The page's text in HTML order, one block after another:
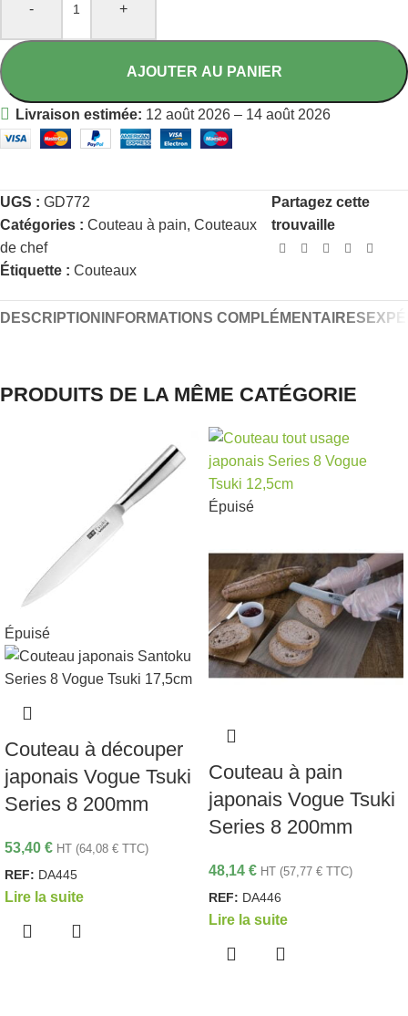
- +
AJOUTER AU PANIER
Livraison estimée: 12 août 2026 – 14 août 2026
UGS : GD772
Catégories : Couteau à pain, Couteaux
de chef
Étiquette : Couteaux
Partagez cette
trouvaille
DESCRIPTION INFORMATIONS COMPLÉMENTAIRES
PRODUITS DE LA MÊME CATÉGORIE
Épuisé
Couteau à découper
japonais Vogue Tsuki
Series 8 200mm
53,40 € HT (64,08 € TTC)
REF: DA445
Lire la suite
Épuisé
Couteau à pain
japonais Vogue Tsuki
Series 8 200mm
48,14 € HT (57,77 € TTC)
REF: DA446
Lire la suite